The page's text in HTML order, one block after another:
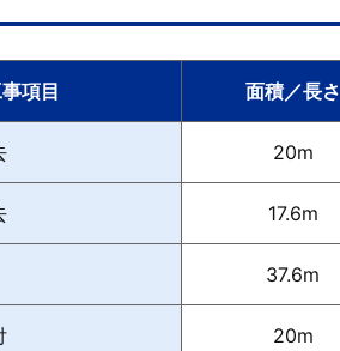
項目 面積／長さ
20m
17.6m
37.6m
20m